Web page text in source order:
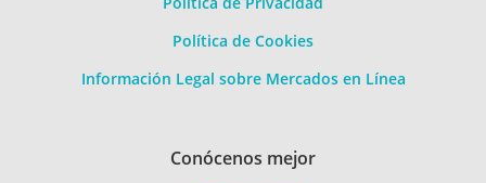
Política de Cookies
Información Legal sobre Mercados en Línea
Conócenos mejor